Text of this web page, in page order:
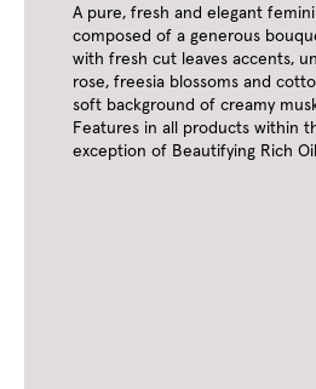
A pure, fresh and elegant
composed of a generous
with fresh cut leaves accents,
rose, freesia blossoms and
soft background of creamy
Features in all products within
exception of Beautifying Rich